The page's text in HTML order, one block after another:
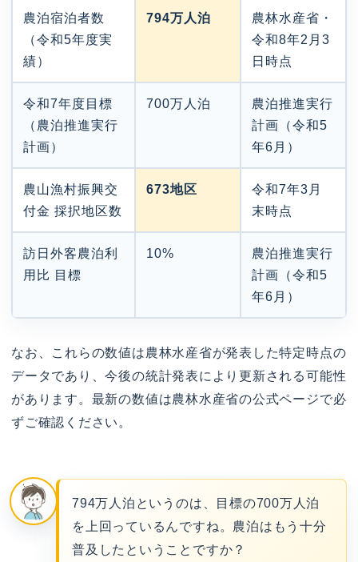
農泊宿泊者数
（令和5年度実
績）
794万人泊
農林水産省・
令和8年2月3
日時点
令和7年度目標
（農泊推進実行
計画）
700万人泊
農泊推進実行
計画（令和5
年6月）
農山漁村振興交
付金 採択地区数
673地区
令和7年3月
末時点
訪日外客農泊利
用比 目標
10%
農泊推進実行
計画（令和5
年6月）
なお、これらの数値は農林水産省が発表した特定時点の
データであり、今後の統計発表により更新される可能性
があります。最新の数値は農林水産省の公式ページで必
ずご確認ください。
794万人泊というのは、目標の700万人泊
を上回っているんですね。農泊はもう十分
普及したということですか？